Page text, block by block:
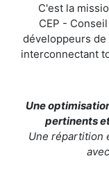
C'est la
CEP -
développeurs de
interconnectant
Une
pertinents
Une répartition